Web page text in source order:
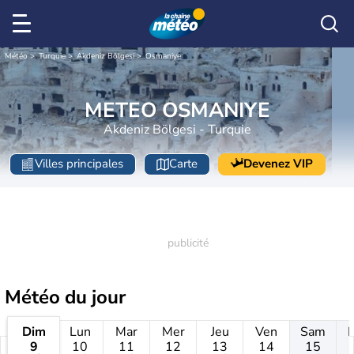
Météo Turquie Akdeniz Bölgesi Osmaniye
METEO OSMANIYE
Akdeniz Bölgesi - Turquie
Villes principales Carte Devenez VIP
Météo du jour
Dim
9
Lun
10
Mar
11
Mer
12
Jeu
13
Ven
14
Sam
15